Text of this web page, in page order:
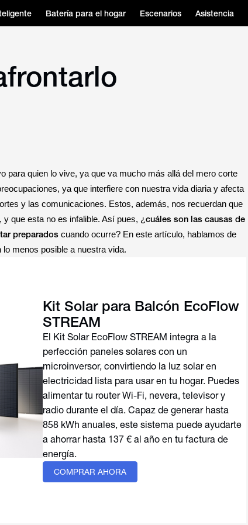
Batería para el hogar Escenarios Asistencia
para quien lo vive, ya que va mucho más allá del mero corte
ya que interfiere con nuestra vida diaria y afecta
y las comunicaciones. Estos, además, nos recuerdan que
que esta no es infalible. Así pues, ¿cuáles son las causas de
preparadoscuando ocurre? En este artículo, hablamos de
menos posible a nuestra vida.
Kit Solar para Balcón EcoFlow
STREAM
El Kit Solar EcoFlow STREAM integra a la
perfección paneles solares con un
microinversor, convirtiendo la luz solar en
electricidad lista para usar en tu hogar. Puedes
alimentar tu router Wi-Fi, nevera, televisor y
radio durante el día. Capaz de generar hasta
858 kWh anuales, este sistema puede ayudarte
a ahorrar hasta 137 € al año en tu factura de
energía.
COMPRAR AHORA